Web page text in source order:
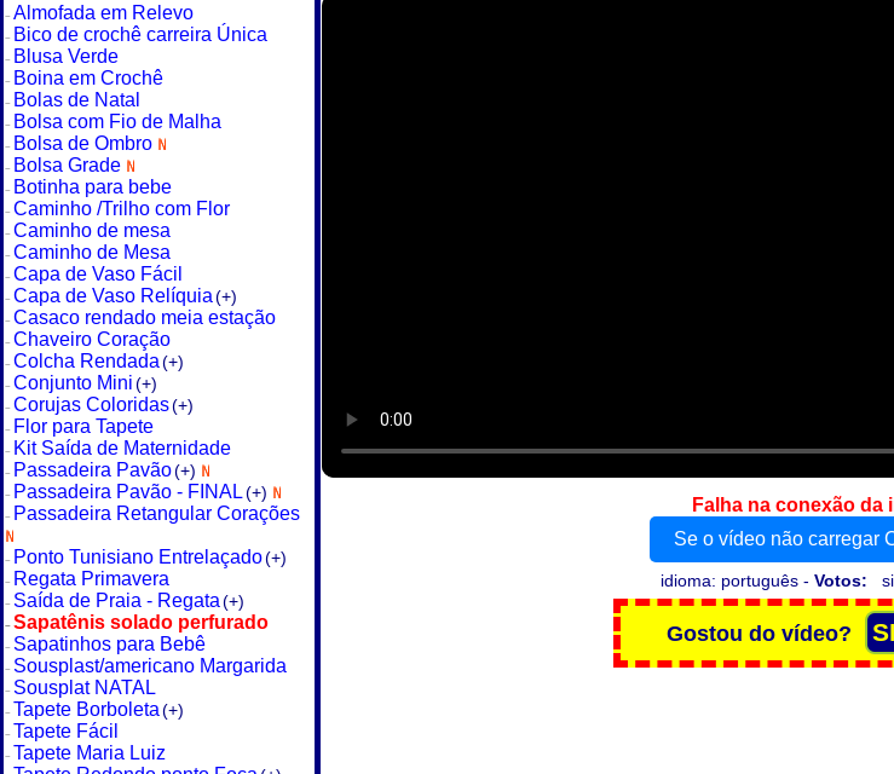
Almofada em Relevo
Bico de crochê carreira Única
Blusa Verde
Boina em Crochê
Bolas de Natal
Bolsa com Fio de Malha
Bolsa de Ombro
Bolsa Grade
Botinha para bebe
Caminho /Trilho com Flor
Caminho de mesa
Caminho de Mesa
Capa de Vaso Fácil
Capa de Vaso Relíquia (+)
Casaco rendado meia estação
Chaveiro Coração
Colcha Rendada (+)
Conjunto Mini (+)
Corujas Coloridas(+)
Flor para Tapete
Kit Saída de Maternidade
Passadeira Pavão(+)
Passadeira Pavão - FINAL (+)
Passadeira Retangular Corações
Ponto Tunisiano Entrelaçado(+)
Regata Primavera
Saída de Praia - Regata (+)
Sapatênis solado perfurado
Sapatinhos para Bebê
Sousplast/americano Margarida
Sousplat NATAL
Tapete Borboleta (+)
Tapete Fácil
Tapete Maria Luiz
Falha na conexão da
Se o vídeo não carregar
idioma: português - Votos: